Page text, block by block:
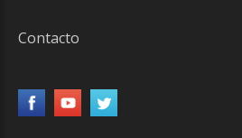
Contacto